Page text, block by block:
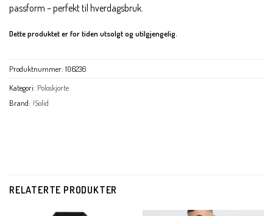
passform – perfekt til hverdagsbruk.
Dette produktet er for tiden utsolgt og utilgjengelig.
Produktnummer: 106236
Kategori: Poloskjorte
Brand: !Solid
RELATERTE PRODUKTER